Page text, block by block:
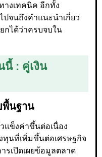
างเทคนิค อีกทั้ง
ปจนถึงคำแนะนำเกี่ยว
กได้ว่าครบจบใน
นี้ : คู่เงิน
พื้นฐาน
แข็งค่าขึ้นต่อเนื่อง
นที่เพิ่มขึ้นต่อเศรษฐกิจ
รเปิดเผยข้อมูลตลาด